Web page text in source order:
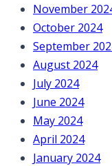
November
October 2024
September
August 2024
July 2024
June 2024
May 2024
April 2024
January 2024